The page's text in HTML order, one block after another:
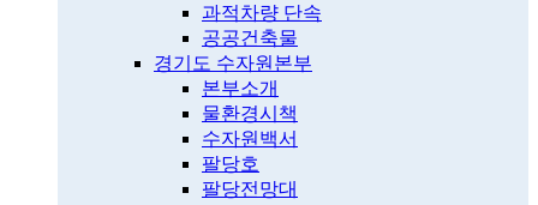
과적차량 단속
공공건축물
경기도 수자원본부
본부소개
물환경시책
수자원백서
팔당호
팔당전망대